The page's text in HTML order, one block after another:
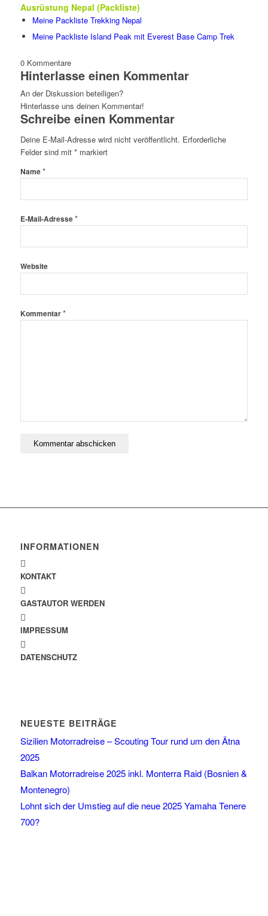
Ausrüstung Nepal (Packliste)
Meine Packliste Trekking Nepal
Meine Packliste Island Peak mit Everest Base Camp Trek
0 Kommentare
Hinterlasse einen Kommentar
An der Diskussion beteiligen?
Hinterlasse uns deinen Kommentar!
Schreibe einen Kommentar
Deine E-Mail-Adresse wird nicht veröffentlicht. Erforderliche
Felder sind mit *markiert
Name*
E-Mail-Adresse*
Website
Kommentar*
INFORMATIONEN
KONTAKT
GASTAUTOR WERDEN
IMPRESSUM
DATENSCHUTZ
NEUESTE BEITRÄGE
Sizilien Motorradreise – Scouting Tour rund um den Ätna
2025
Balkan Motorradreise 2025 inkl. Monterra Raid (Bosnien &
Montenegro)
Lohnt sich der Umstieg auf die neue 2025 Yamaha Tenere
700?